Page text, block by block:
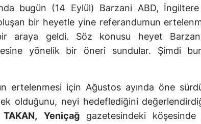
bugün (14 Eylül) Barzani ABD,
bir heyetle yine referandumun
araya geldi. Söz konusu heyet
yönelik bir öneri sundular. Şimdi
ertelenmesi için Ağustos ayında öne
olduğunu, neyi hedeflediğini
Yeniçağgazetesindeki köşesinde